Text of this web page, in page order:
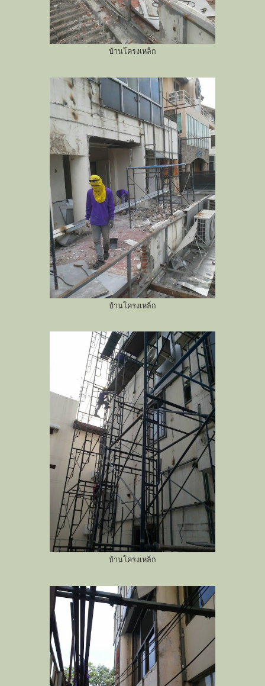
บ้านโครงเหล็ก
บ้านโครงเหล็ก
บ้านโครงเหล็ก